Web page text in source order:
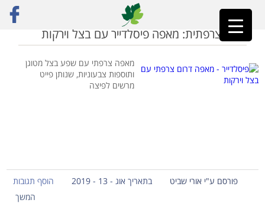
ראשי»צרפת
פיצה צרפתית: מאפה פיסלדייר עם בצל וירקות
מאפה צרפתי עם שפע בצל מטוגן
ותוספות צבעוניות, שנותן פייט
מרשים לפיצה
פורסם ע"י אורי שביט בתאריך אוג - 13 - 2019
הוסף תגובות
המשך